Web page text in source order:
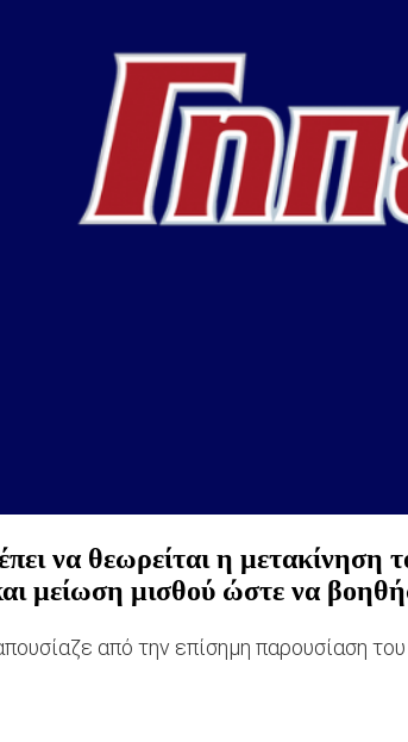
να θεωρείται η μετακίνηση
μείωση μισθού ώστε να
από την επίσημη παρουσίαση